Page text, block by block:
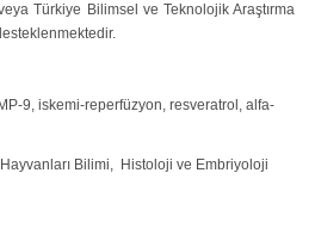
Türkiye Bilimsel ve Teknolojik Araştırma
9, iskemi-reperfüzyon, resveratrol, alfa-
Bilimi, Histoloji ve Embriyoloji